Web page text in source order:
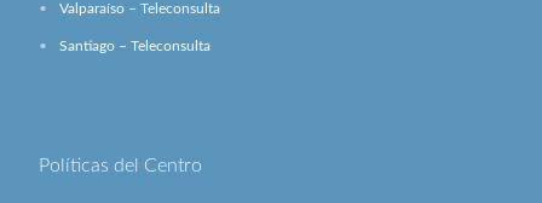
Valparaíso – Teleconsulta
Santiago – Teleconsulta
Políticas del Centro